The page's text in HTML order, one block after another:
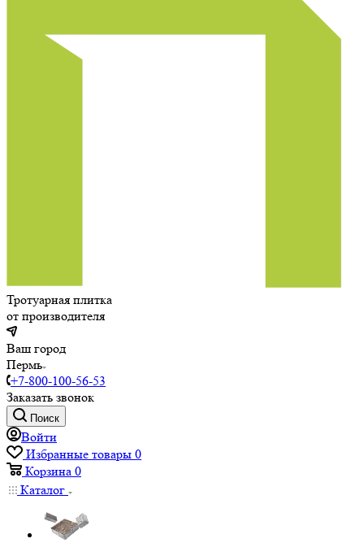
Тротуарная плитка
от производителя
Ваш город
Пермь
+7-800-100-56-53
Заказать звонок
Поиск
Войти
Избранные товары 0
Корзина 0
Каталог